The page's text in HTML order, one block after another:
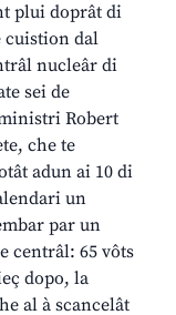
plui doprât di
cuistion dal
nucleâr di
sei de
Robert
che te
adun ai 10 di
un
par un
centrâl: 65 vôts
dopo, la
al à scancelât